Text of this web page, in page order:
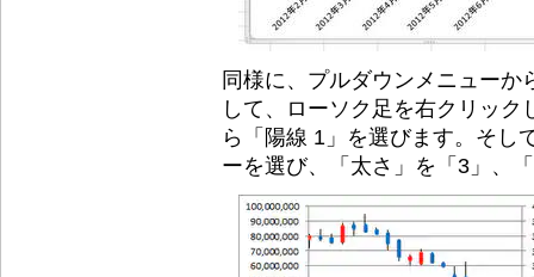
同様に、プルダウンメニュー
して、ローソク足を右クリッ
ら「陽線 1」を選びます。そし
ーを選び、「太さ」を「3」、